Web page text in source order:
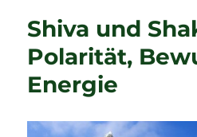
Shiva und
Polarität,
Energie